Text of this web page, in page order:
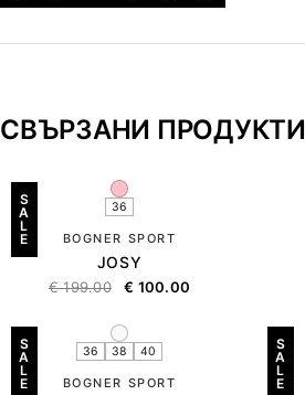
СВЪРЗАНИ ПРОДУКТИ
S
A
L
E
36
BOGNER SPORT
JOSY
€199.00 € 100.00
S
A
L
E
36 38 40
BOGNER SPORT
S
A
L
E